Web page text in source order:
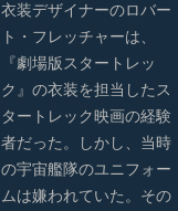
衣装デザイナーのロバー
ト・フレッチャーは、
『劇場版スタートレッ
ク』の衣装を担当したス
タートレック映画の経験
者だった。しかし、当時
の宇宙艦隊のユニフォー
ムは嫌われていた。その